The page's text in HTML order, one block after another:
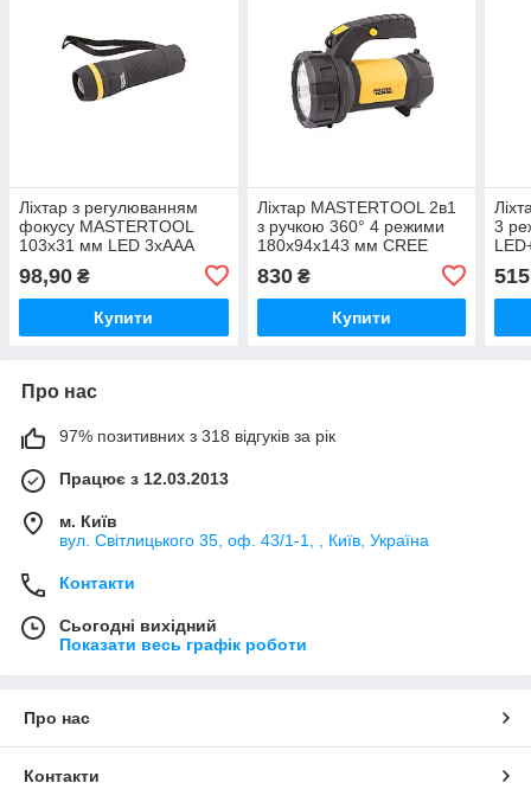
Ліхтар з регулюванням
фокусу MASTERTOOL
103х31 мм LED 3xAAA
98,90 ₴
Купити
Ліхтар MASTERTOOL 2в1
з ручкою 360° 4 режими
180х94х143 мм CREE
LED+COB LED 4xAA ABS
830₴
Купити
3
515
Про нас
97% позитивних з 318 відгуків за рік
Працює з 12.03.2013
м. Київ
вул. Світлицького 35, оф. 43/1-1, , Київ, Україна
Контакти
Сьогодні вихідний
Показати весь графік роботи
Про нас
Контакти